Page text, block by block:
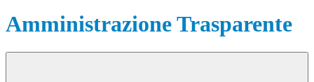
Amministrazione Trasparente